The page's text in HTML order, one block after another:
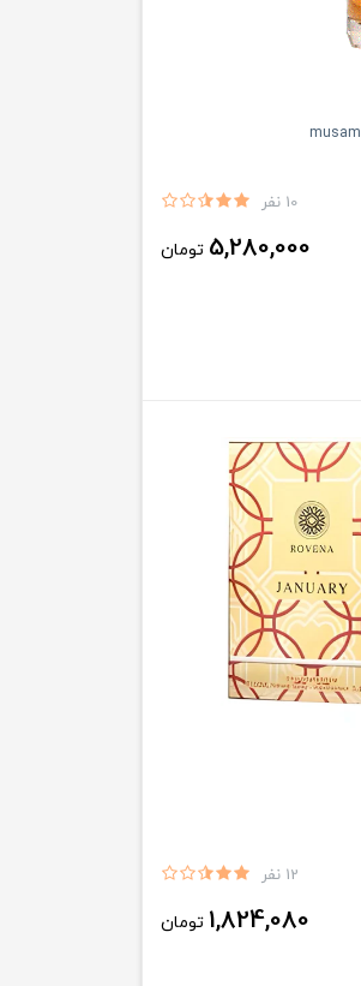
10 نفر
5,280,000 تومان
12 نفر
1,824,080 تومان